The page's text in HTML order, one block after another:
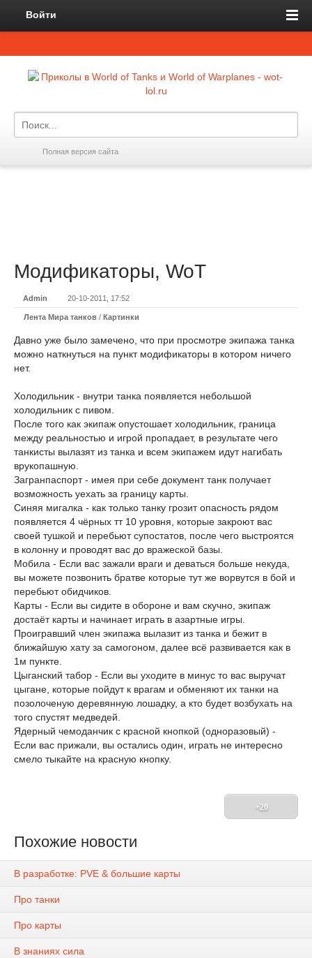
Войти
Полная версия сайта
Модификаторы, WoT
Admin 20-10-2011, 17:52
Лента Мира танков / Картинки
Давно уже было замечено, что при просмотре экипажа танка
можно наткнуться на пункт модификаторы в котором ничего
нет.
Холодильник - внутри танка появляется небольшой
холодильник с пивом.
После того как экипаж опустошает холодильник, граница
между реальностью и игрой пропадает, в результате чего
танкисты вылазят из танка и всем экипажем идут нагибать
врукопашную.
Загранпаспорт - имея при себе документ танк получает
возможность уехать за границу карты.
Синяя мигалка - как только танку грозит опасность рядом
появляется 4 чёрных тт 10 уровня, которые закроют вас
своей тушкой и перебьют супостатов, после чего выстроятся
в колонну и проводят вас до вражеской базы.
Мобила - Если вас зажали враги и деваться больше некуда,
вы можете позвонить братве которые тут же ворвутся в бой и
перебьют обидчиков.
Карты - Если вы сидите в обороне и вам скучно, экипаж
достаёт карты и начинает играть в азартные игры.
Проигравший член экипажа вылазит из танка и бежит в
ближайшую хату за самогоном, далее всё развивается как в
1м пункте.
Цыганский табор - Если вы уходите в минус то вас выручат
цыгане, которые пойдут к врагам и обменяют их танки на
позолоченую деревянную лошадку, а кто будет возбухать на
того спустят медведей.
Ядерный чемоданчик с красной кнопкой (одноразовый) -
Если вас прижали, вы остались один, играть не интересно
смело тыкайте на красную кнопку.
+20
Похожие новости
В разработке: PVE & большие карты
Про танки
Про карты
В знаниях сила